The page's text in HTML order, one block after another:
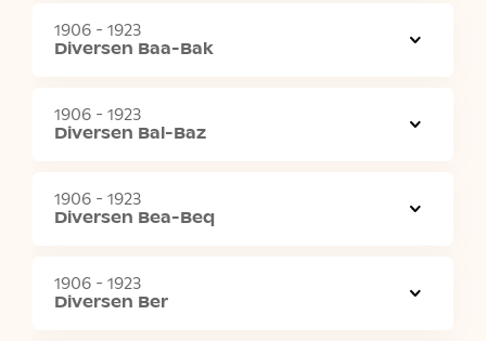
1906 - 1923
Diversen Baa-Bak
1906 - 1923
Diversen Bal-Baz
1906 - 1923
Diversen Bea-Beq
1906 - 1923
Diversen Ber